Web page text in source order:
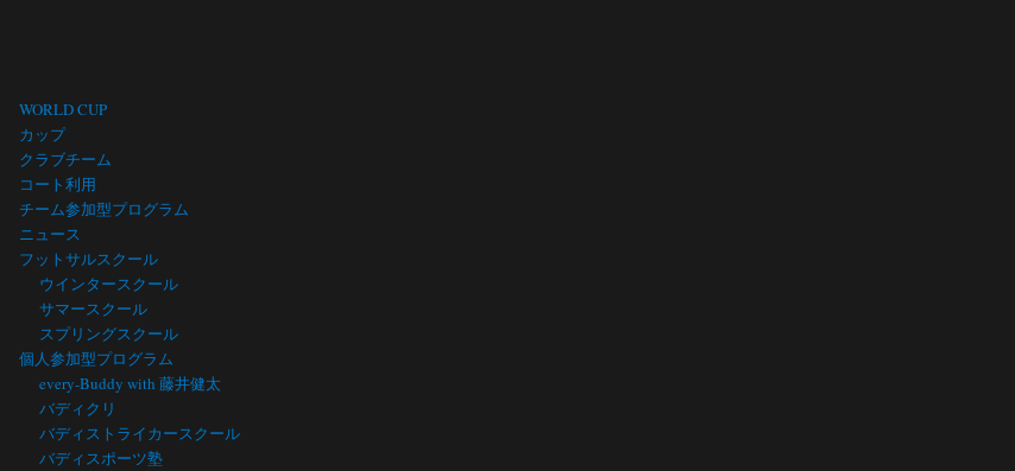
WORLD CUP
カップ
クラブチーム
コート利用
チーム参加型プログラム
ニュース
フットサルスクール
ウインタースクール
サマースクール
スプリングスクール
個人参加型プログラム
every-Buddy with 藤井健太
バディクリ
バディストライカースクール
バディスポーツ塾